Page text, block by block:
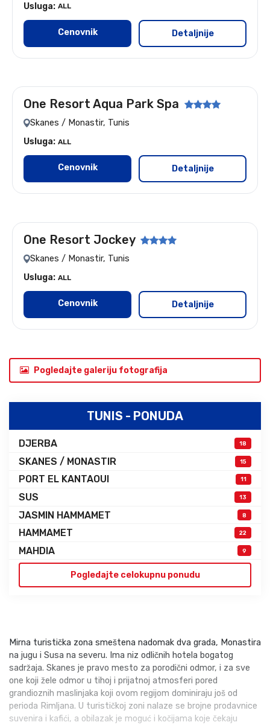
Usluga: ALL
Cenovnik Detaljnije
Let:Beograd
One Resort Aqua Park Spa
Skanes / Monastir, Tunis
Usluga: ALL
Cenovnik Detaljnije
One Resort Jockey
Skanes / Monastir, Tunis
Usluga: ALL
Cenovnik Detaljnije
Pogledajte galeriju fotografija
TUNIS - PONUDA
DJERBA 18
SKANES / MONASTIR 15
PORT EL KANTAOUI 11
SUS 13
JASMIN HAMMAMET 8
HAMMAMET 22
MAHDIA 9
Pogledajte celokupnu ponudu
Mirna turistička zona smeštena nadomak dva grada, Monastira
na jugu i Susa na severu. Ima niz odličnih hotela bogatog
sadržaja. Skanes je pravo mesto za porodični odmor, i za sve
one koji žele odmor u tihoj i prijatnoj atmosferi pored
grandioznih maslinjaka koji ovom regijom dominiraju još od
perioda Rimljana. U turističkoj zoni nalaze se brojne prodavnice
suvenira i kafići, a obilazak je moguć i kočijama koje čekaju